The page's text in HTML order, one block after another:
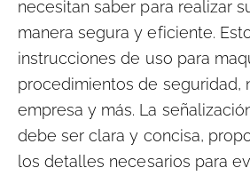
necesitan saber para realizar
manera segura y eficiente.
instrucciones de uso para
procedimientos de seguridad,
empresa y más. La
debe ser clara y concisa,
los detalles necesarios para